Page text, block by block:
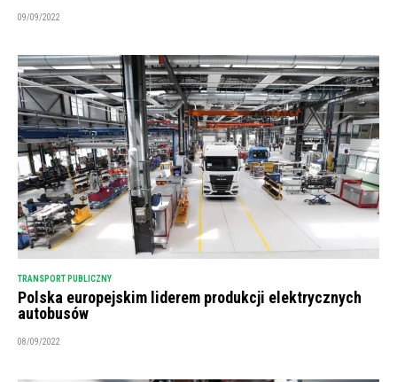
09/09/2022
TRANSPORT PUBLICZNY
Polska europejskim liderem produkcji elektrycznych
autobusów
08/09/2022